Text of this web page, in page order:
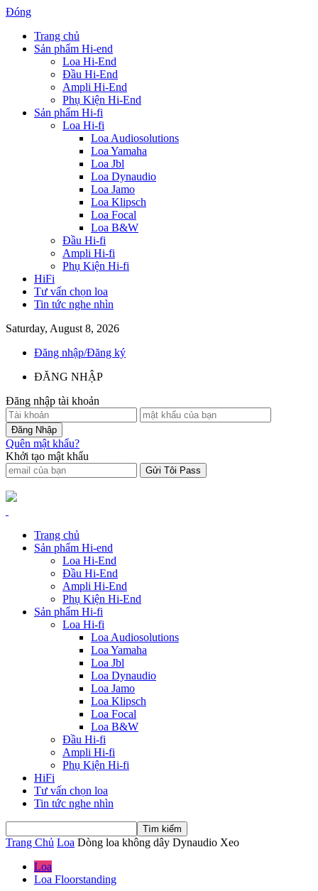
Đóng
Trang chủ
Sản phẩm Hi-end
Loa Hi-End
Đầu Hi-End
Ampli Hi-End
Phụ Kiện Hi-End
Sản phẩm Hi-fi
Loa Hi-fi
Loa Audiosolutions
Loa Yamaha
Loa Jbl
Loa Dynaudio
Loa Jamo
Loa Klipsch
Loa Focal
Loa B&W
Đầu Hi-fi
Ampli Hi-fi
Phụ Kiện Hi-fi
HiFi
Tư vấn chọn loa
Tin tức nghe nhìn
Saturday, August 8, 2026
Đăng nhập/Đăng ký
ĐĂNG NHẬP
Đăng nhập tài khoản
Quên mật khẩu?
Khởi tạo mật khẩu
Trang chủ
Sản phẩm Hi-end
Loa Hi-End
Đầu Hi-End
Ampli Hi-End
Phụ Kiện Hi-End
Sản phẩm Hi-fi
Loa Hi-fi
Loa Audiosolutions
Loa Yamaha
Loa Jbl
Loa Dynaudio
Loa Jamo
Loa Klipsch
Loa Focal
Loa B&W
Đầu Hi-fi
Ampli Hi-fi
Phụ Kiện Hi-fi
HiFi
Tư vấn chọn loa
Tin tức nghe nhìn
Trang Chủ Loa Dòng loa không dây Dynaudio Xeo
Loa
Loa Floorstanding